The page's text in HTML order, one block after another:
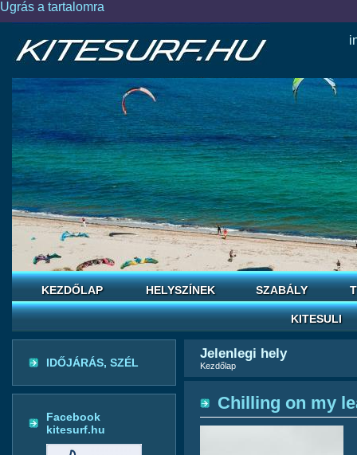
Ugrás a tartalomra
KEZDŐLAP HELYSZÍNEK SZABÁLY
KITESULI
IDŐJÁRÁS, SZÉL
Facebook
kitesurf.hu
Jelenlegi hely
Kezdőlap
Chilling on my